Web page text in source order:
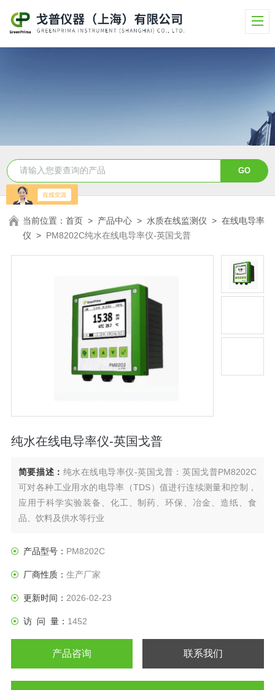
当前位置：首页 > 产品中心 > 水质在线监测仪 >在线电导率
仪 > PM8202C纯水在线电导率仪-英国戈普
纯水在线电导率仪-英国戈普
简要描述： 纯水在线电导率仪-英国戈普：英国戈普PM8202C
可对各种工业用水的电导率（TDS）值进行连续测量和控制，
应用于科学实验装备、化工、制药、环保、冶金、造纸、食
品、饮料及供水等行业
产品型号： PM8202C
厂商性质： 生产厂家
更新时间： 2026-02-23
访 问 量： 1452
产品咨询 联系我们